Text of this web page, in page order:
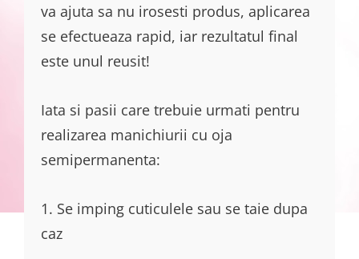
va ajuta sa nu irosesti produs, aplicarea
se efectueaza rapid, iar rezultatul final
este unul reusit!
Iata si pasii care trebuie urmati pentru
realizarea manichiurii cu oja
semipermanenta:
1. Se imping cuticulele sau se taie dupa
caz